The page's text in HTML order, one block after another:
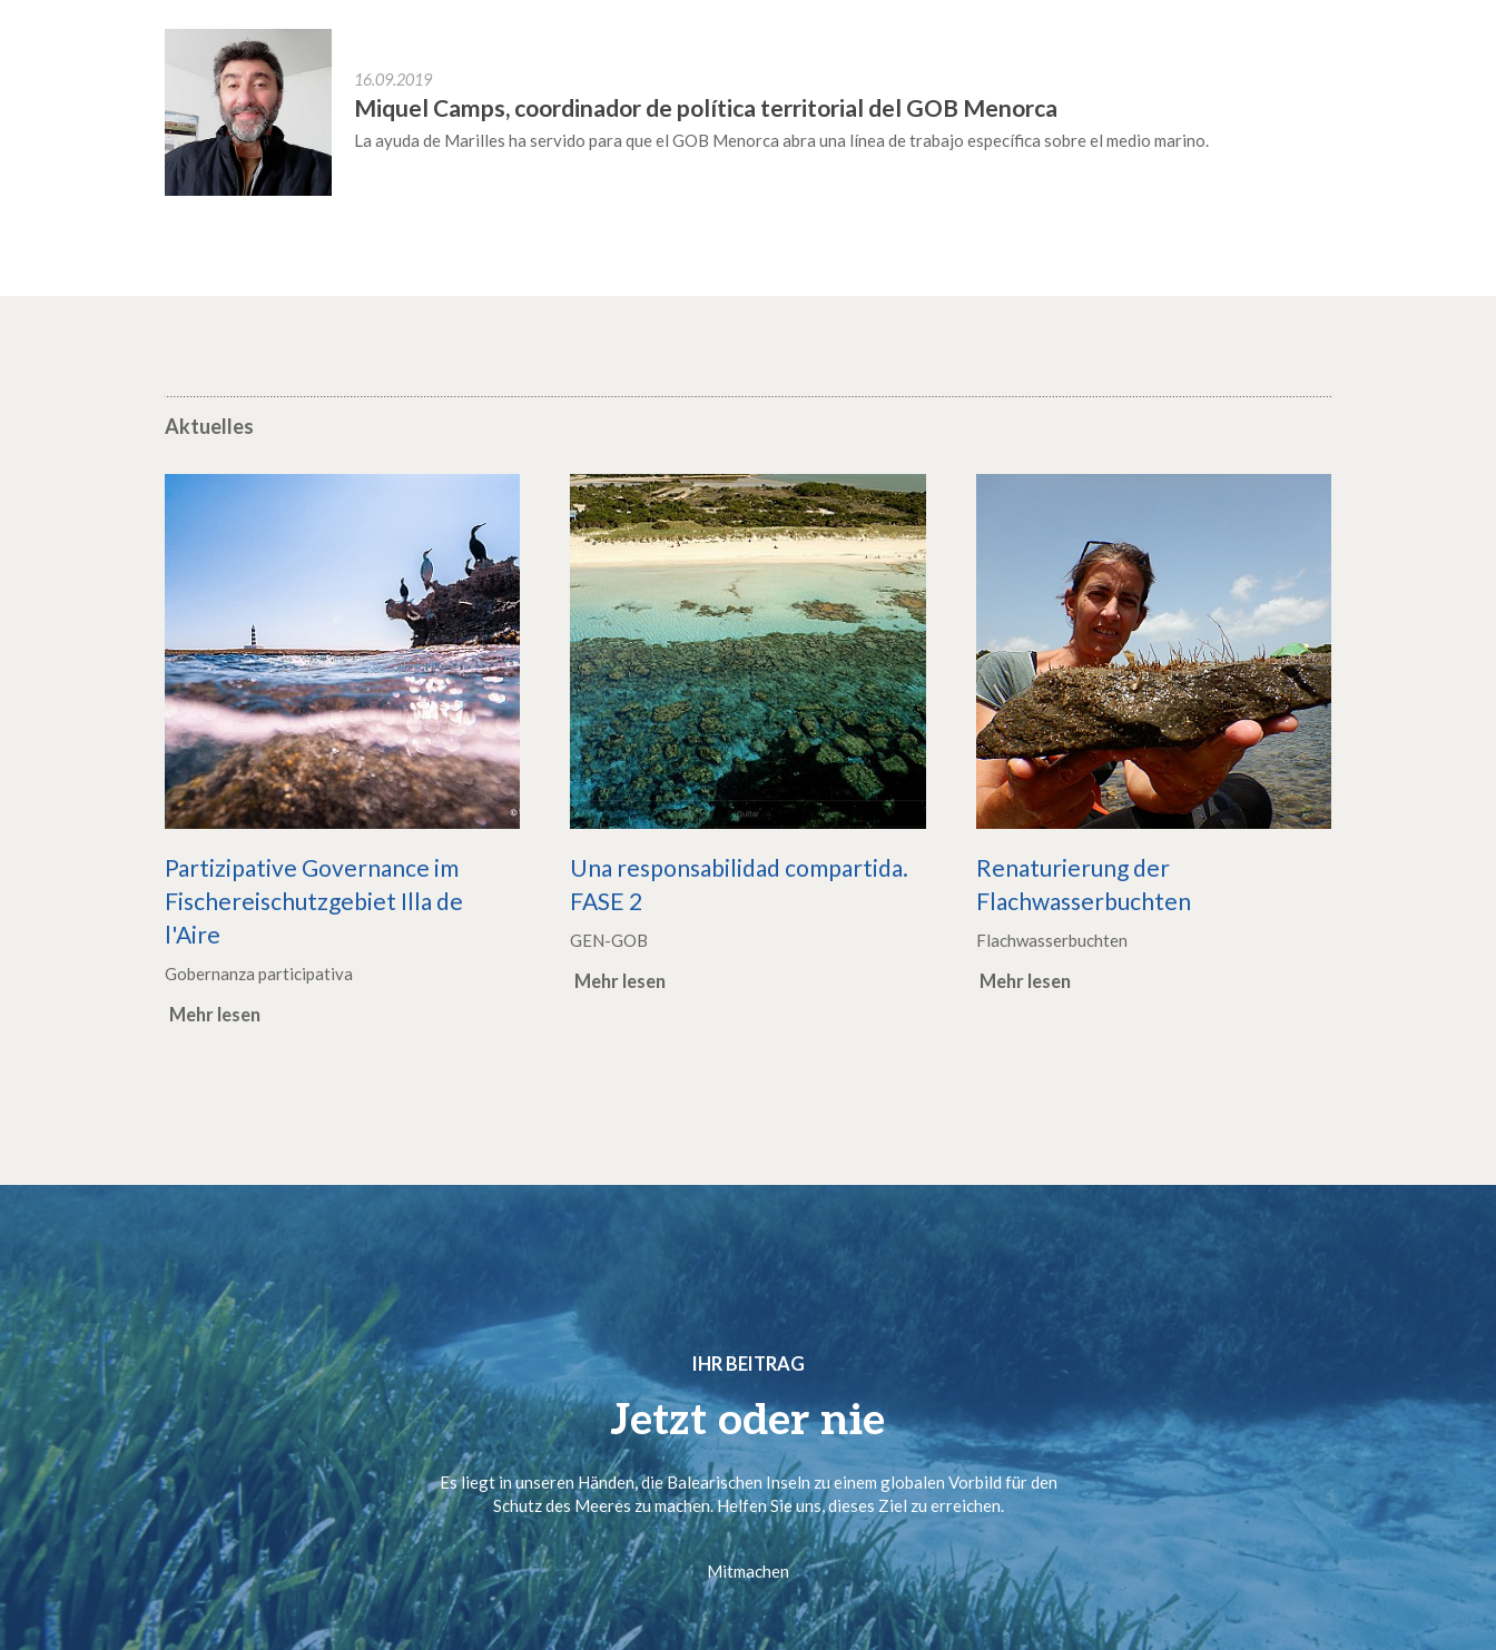
16.09.2019
Miquel Camps, coordinador de política territorial del GOB Menorca
La ayuda de Marilles ha servido para que el GOB Menorca abra una línea de trabajo específica sobre el medio marino.
Aktuelles
Partizipative Governance im
Fischereischutzgebiet Illa de
l'Aire
Gobernanza participativa
Mehr lesen
Una responsabilidad compartida.
FASE 2
GEN-GOB
Mehr lesen
Renaturierung der
Flachwasserbuchten
Flachwasserbuchten
Mehr lesen
IHR BEITRAG
Jetzt oder nie
Es liegt in unseren Händen, die Balearischen Inseln zu einem globalen Vorbild für den
Schutz des Meeres zu machen. Helfen Sie uns, dieses Ziel zu erreichen.
Mitmachen